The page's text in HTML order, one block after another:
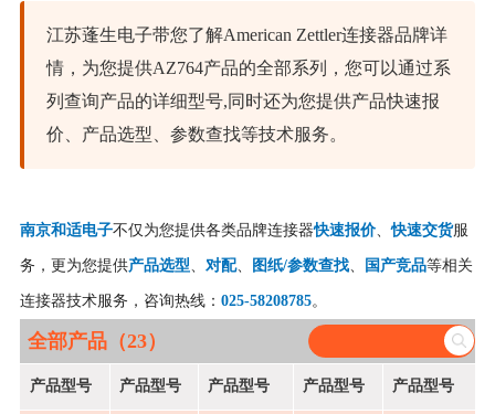
江苏蓬生电子带您了解American Zettler连接器品牌详
情，为您提供AZ764产品的全部系列，您可以通过系
列查询产品的详细型号,同时还为您提供产品快速报
价、产品选型、参数查找等技术服务。
南京和适电子不仅为您提供各类品牌连接器快速报价、快速交货服
务，更为您提供产品选型 对配、 图纸/参数查找、 国产竞品等相关
连接器技术服务，咨询热线： 025-58208785。
全部产品（23）
产品型号 产品型号 产品型号 产品型号 产品型号